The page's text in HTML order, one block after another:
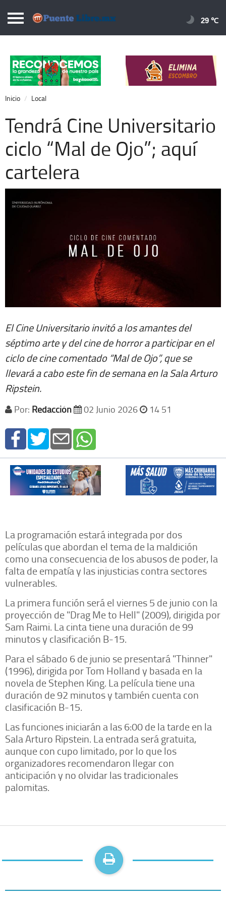
Puentelibre.mx
Local
Nacional
Opinión
Cronos
Economía
Espectáculos
Extra +
29 ℃
Inicio Local
Tendrá Cine Universitario
ciclo “Mal de Ojo”; aquí
cartelera
El Cine Universitario invitó a los amantes del
séptimo arte y del cine de horror a participar en el
ciclo de cine comentado “Mal de Ojo”, que se
llevará a cabo este fin de semana en la Sala Arturo
Ripstein.
Por: Redacción 02 Junio 2026 14 51
La programación estará integrada por dos
películas que abordan el tema de la maldición
como una consecuencia de los abusos de poder, la
falta de empatía y las injusticias contra sectores
vulnerables.
La primera función será el viernes 5 de junio con la
proyección de "Drag Me to Hell" (2009), dirigida por
Sam Raimi. La cinta tiene una duración de 99
minutos y clasificación B-15.
Para el sábado 6 de junio se presentará "Thinner"
(1996), dirigida por Tom Holland y basada en la
novela de Stephen King. La película tiene una
duración de 92 minutos y también cuenta con
clasificación B-15.
Las funciones iniciarán a las 6:00 de la tarde en la
Sala Arturo Ripstein. La entrada será gratuita,
aunque con cupo limitado, por lo que los
organizadores recomendaron llegar con
anticipación y no olvidar las tradicionales
palomitas.